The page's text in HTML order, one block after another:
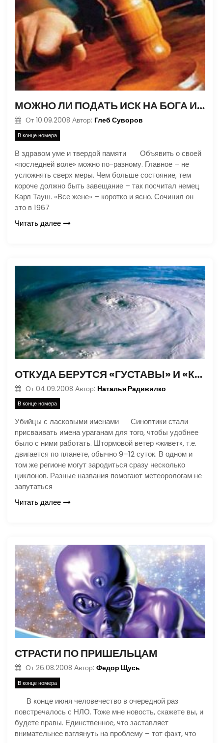
МОЖНО ЛИ ПОДАТЬ ИСК НА БОГА И КАК ОТСУДИТЬ 5 МИЛЛИОНОВ ДОЛЛАРОВ У САМОГО СЕБЯ?
От 10.09.2008 Автор: Глеб Суворов
В конце номера
В здравом уме и твердой памяти Объявить о своей
«последней воле» можно по-разному. Главное – не
усложнять сверх меры. Чем больше состояние, тем
короче должно быть завещание – так посчитал немец
Карл Тауш. «Все жене» – коротко и ясно. Сочинил он
это в 1967
Читать далее
ОТКУДА БЕРУТСЯ «ГУСТАВЫ» И «КАТРИНЫ»?
От 04.09.2008 Автор: Наталья Радивилко
В конце номера
Убийцы с ласковыми именами Синоптики стали
присваивать имена ураганам для того, чтобы удобнее
было с ними работать. Штормовой ветер «живет», т.е.
двигается по планете, обычно 9–12 суток. В одном и
том же регионе могут зародиться сразу несколько
циклонов. Разные названия помогают метеорологам не
запутаться
Читать далее
СТРАСТИ ПО ПРИШЕЛЬЦАМ
От 26.08.2008 Автор: Федор Щусь
В конце номера
В конце июня человечество в очередной раз
повстречалось с НЛО. Тоже мне новость, скажете вы, и
будете правы. Единственное, что заставляет
внимательнее взглянуть на проблему – тот факт, что